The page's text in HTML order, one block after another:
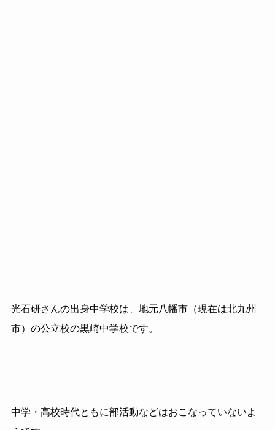
光石研さんの出身中学校は、地元八幡市（現在は北九州
市）の公立校の黒崎中学校です。
中学・高校時代ともに部活動などはおこなっていないよ